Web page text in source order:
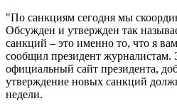
"По санкциям сегодня мы
Обсужден и утвержден так
санкций – это именно то, что я
сообщил президент журналистам.
официальный сайт президента,
утверждение новых санкций
недели.